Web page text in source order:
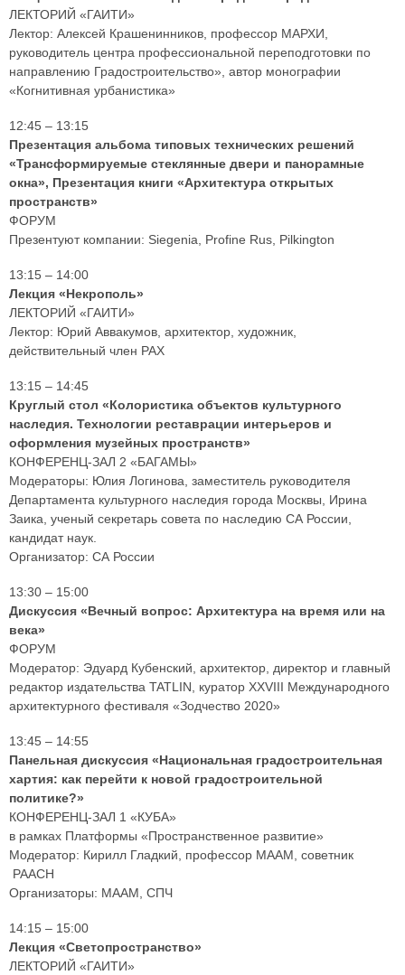
ЛЕКТОРИЙ «ГАИТИ»
Лектор: Алексей Крашенинников, профессор МАРХИ,
руководитель центра профессиональной переподготовки по
направлению Градостроительство», автор монографии
«Когнитивная урбанистика»
12:45 – 13:15
Презентация альбома типовых технических решений
«Трансформируемые стеклянные двери и панорамные
окна», Презентация книги «Архитектура открытых
пространств»
ФОРУМ
Презентуют компании: Siegenia, Profine Rus, Pilkington
13:15 – 14:00
Лекция «Некрополь»
ЛЕКТОРИЙ «ГАИТИ»
Лектор: Юрий Аввакумов, архитектор, художник,
действительный член РАХ
13:15 – 14:45
Круглый стол «Колористика объектов культурного
наследия. Технологии реставрации интерьеров и
оформления музейных пространств»
КОНФЕРЕНЦ-ЗАЛ 2 «БАГАМЫ»
Модераторы: Юлия Логинова, заместитель руководителя
Департамента культурного наследия города Москвы, Ирина
Заика, ученый секретарь совета по наследию СА России,
кандидат наук.
Организатор: СА России
13:30 – 15:00
Дискуссия «Вечный вопрос: Архитектура на время или на
века»
ФОРУМ
Модератор: Эдуард Кубенский, архитектор, директор и главный
редактор издательства TATLIN, куратор XXVIII Международного
архитектурного фестиваля «Зодчество 2020»
13:45 – 14:55
Панельная дискуссия «Национальная градостроительная
хартия: как перейти к новой градостроительной
политике?»
КОНФЕРЕНЦ-ЗАЛ 1 «КУБА»
в рамках Платформы «Пространственное развитие»
Модератор: Кирилл Гладкий, профессор МААМ, советник
РААСН
Организаторы: МААМ, СПЧ
14:15 – 15:00
Лекция «Светопространство»
ЛЕКТОРИЙ «ГАИТИ»